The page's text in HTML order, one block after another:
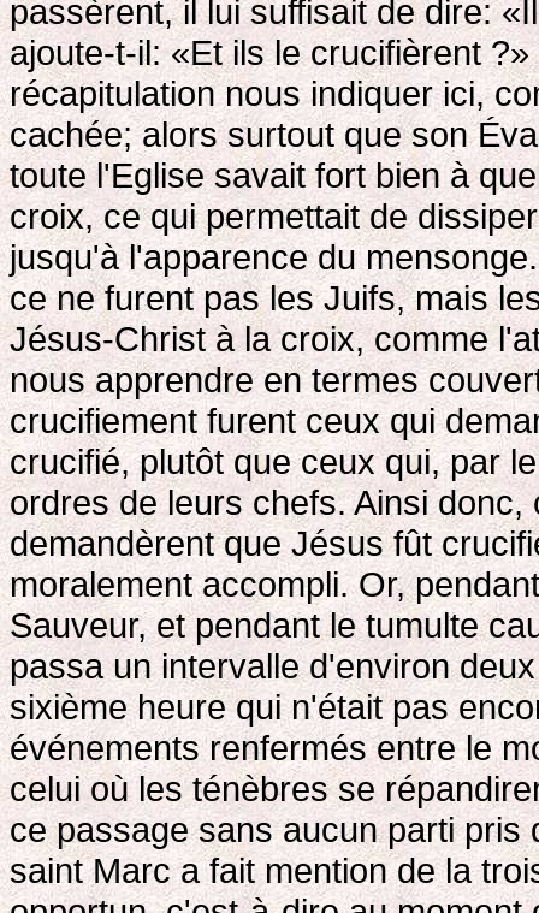
passèrent, il lui suffisait de dire:
ajoute-t-il: «Et ils le crucifièrent
récapitulation nous indiquer ici,
cachée; alors surtout que son
toute l'Eglise savait fort bien à
croix, ce qui permettait de
jusqu'à l'apparence du
ce ne furent pas les Juifs, mais
Jésus-Christ à la croix, comme
nous apprendre en termes
crucifiement furent ceux qui
crucifié, plutôt que ceux qui, par
ordres de leurs chefs. Ainsi
demandèrent que Jésus fût
moralement accompli. Or,
Sauveur, et pendant le tumulte
passa un intervalle d'environ
sixième heure qui n'était pas
événements renfermés entre le
celui où les ténèbres se
ce passage sans aucun parti pris
saint Marc a fait mention de la